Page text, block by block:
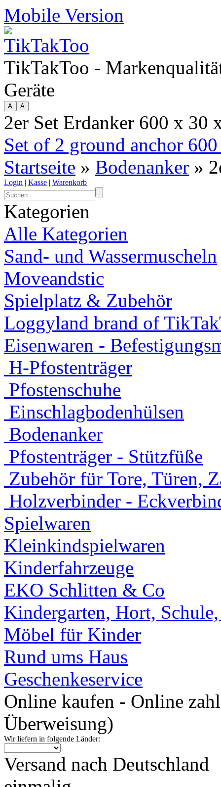
Mobile Version
TikTakToo -
Geräte
2er Set Erdanker 600 x 30
Set of 2 ground anchor
Startseite » Bodenanker »
Login | Kasse | Warenkorb
Kategorien
Alle Kategorien
Sand- und Wassermuscheln
Moveandstic
Spielplatz & Zubehör
Loggyland brand of
Eisenwaren -
H-Pfostenträger
Pfostenschuhe
Einschlagbodenhülsen
Bodenanker
Pfostenträger - Stützfüße
Zubehör für Tore, Türen,
Holzverbinder -
Spielwaren
Kleinkindspielwaren
Kinderfahrzeuge
EKO Schlitten & Co
Kindergarten, Hort,
Möbel für Kinder
Rund ums Haus
Geschenkeservice
Online kaufen - Online
Überweisung)
Wir liefern in folgende Länder:
Versand nach Deutschland